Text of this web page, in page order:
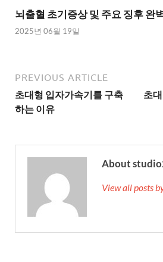
뇌출혈 초기증상 및 주요 징후 완
2025년 06월 19일
PREVIOUS ARTICLE
초대형 입자가속기를 구축
하는 이유
초
About
View all posts